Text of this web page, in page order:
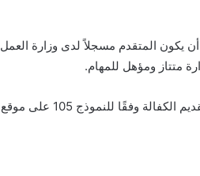
المتقدم مسجلاً لدى وزارة العمل
متتاز ومؤهل للمهام.
يُطلب من الموظف والقطاع الخاص المتقاعد وربة البيت والطالب والمتسبب تقديم الكفالة وفقًا للنموذج 105 على موقع